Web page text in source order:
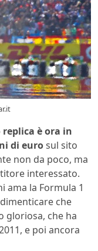
è ora in
di eurosul sito
non da poco, ma
interessato.
ama la Formula 1
che
gloriosa, che ha
e poi ancora